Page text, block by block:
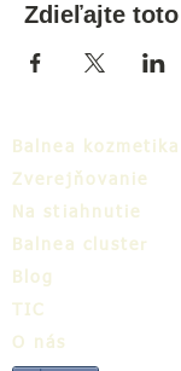
Zdieľajte
Balnea kozmetika
Zverejňovanie
Na stiahnutie
Balnea cluster
Blog
TIC
O nás